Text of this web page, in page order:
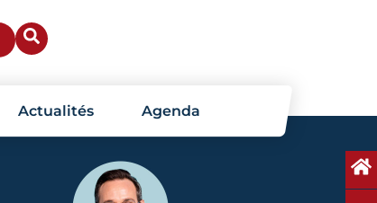
Actualités Agenda